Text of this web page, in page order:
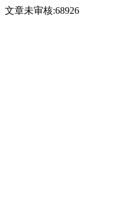
文章未审核:68926